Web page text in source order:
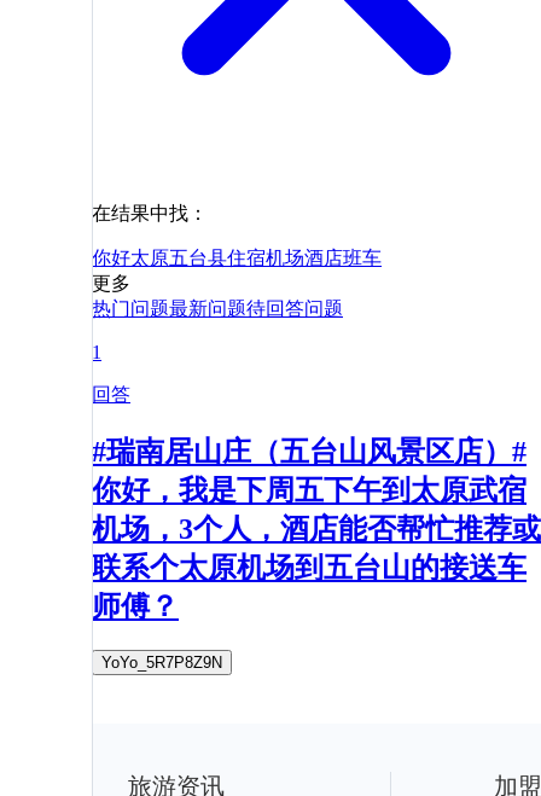
在结果中找：
你好太原五台县住宿机场酒店班车
更多
热门问题最新问题待回答问题
1
回答
#瑞南居山庄（五台山风景区店）#
你好，我是下周五下午到太原武宿
机场，3个人，酒店能否帮忙推荐或
联系个太原机场到五台山的接送车
师傅？
YoYo_5R7P8Z9N
旅游资讯 加